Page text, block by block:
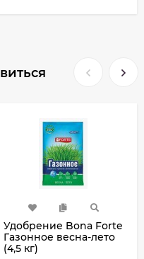
Удобрение Bona Forte
Газонное весна-лето
(4,5 кг)